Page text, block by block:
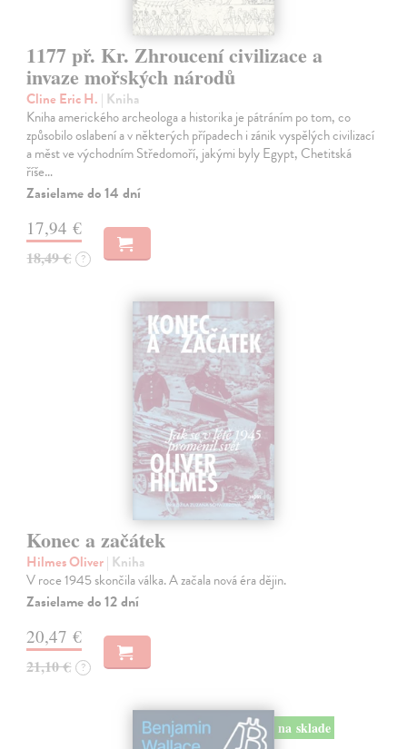
1177 př. Kr. Zhroucení civilizace a
invaze mořských národů
Cline Eric H. | Kniha
Kniha amerického archeologa a historika je pátráním po tom, co
způsobilo oslabení a v některých případech i zánik vyspělých civilizací
a měst ve východním Středomoří, jakými byly Egypt, Chetitská
říše…
Zasielame do 14 dní
17,94 €
18,49 € ?
Konec a začátek
Hilmes Oliver| Kniha
V roce 1945 skončila válka. A začala nová éra dějin.
Zasielame do 12 dní
20,47 €
21,10 € ?
na sklade